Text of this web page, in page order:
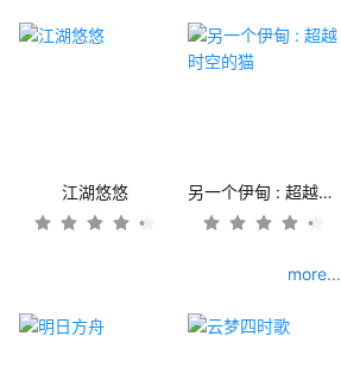
江湖悠悠 另一个伊甸 : 超越时空的猫
more...